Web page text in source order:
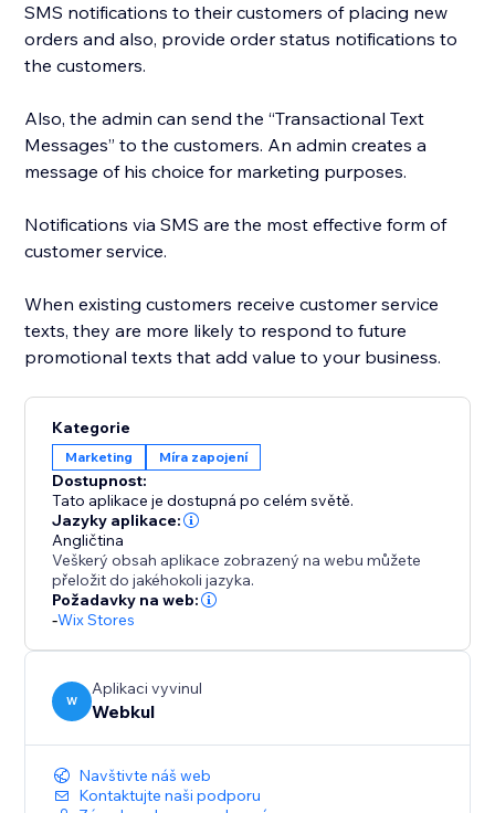
SMS notifications to their customers of placing new
orders and also, provide order status notifications to
the customers.
Also, the admin can send the “Transactional Text
Messages” to the customers. An admin creates a
message of his choice for marketing purposes.
Notifications via SMS are the most effective form of
customer service.
When existing customers receive customer service
texts, they are more likely to respond to future
promotional texts that add value to your business.
Kategorie
Marketing Míra zapojení
Dostupnost:
Tato aplikace je dostupná po celém světě.
Jazyky aplikace:
Angličtina
Veškerý obsah aplikace zobrazený na webu můžete
přeložit do jakéhokoli jazyka.
Požadavky na web:
-Wix Stores
W
Aplikaci vyvinul
Webkul
Navštivte náš web
Kontaktujte naši podporu